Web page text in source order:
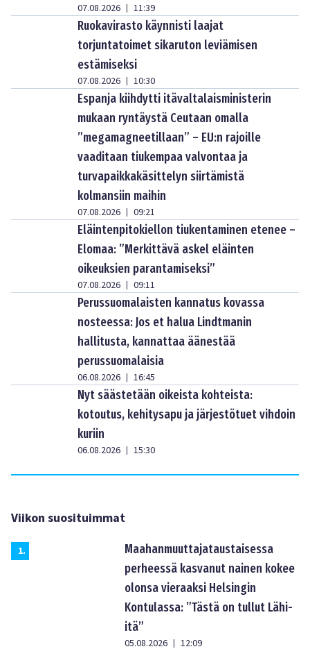
07.08.2026 | 11:39
Ruokavirasto käynnisti laajat
torjuntatoimet sikaruton leviämisen
estämiseksi
07.08.2026 | 10:30
Espanja kiihdytti itävaltalaisministerin
mukaan ryntäystä Ceutaan omalla
”megamagneetillaan” – EU:n rajoille
vaaditaan tiukempaa valvontaa ja
turvapaikkakäsittelyn siirtämistä
kolmansiin maihin
07.08.2026 | 09:21
Eläintenpitokiellon tiukentaminen etenee –
Elomaa: ”Merkittävä askel eläinten
oikeuksien parantamiseksi”
07.08.2026 | 09:11
Perussuomalaisten kannatus kovassa
nosteessa: Jos et halua Lindtmanin
hallitusta, kannattaa äänestää
perussuomalaisia
06.08.2026 | 16:45
Nyt säästetään oikeista kohteista:
kotoutus, kehitysapu ja järjestötuet vihdoin
kuriin
06.08.2026 | 15:30
Viikon suosituimmat
1.
Maahanmuuttajataustaisessa
perheessä kasvanut nainen kokee
olonsa vieraaksi Helsingin
Kontulassa: ”Tästä on tullut Lähi-
itä”
05.08.2026 | 12:09